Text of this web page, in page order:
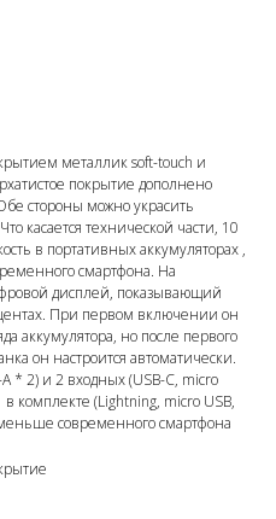
металлик soft-touch и
покрытие дополнено
стороны можно украсить
касается технической части, 10
в портативных аккумуляторах ,
смартфона. На
дисплей, показывающий
При первом включении он
аккумулятора, но после первого
он настроится автоматически.
* 2) и 2 входных (USB-C, micro
комплекте (Lightning, micro USB,
современного смартфона